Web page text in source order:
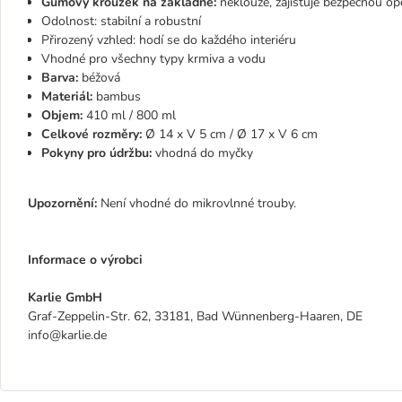
Odolnost: stabilní a robustní
Přirozený vzhled: hodí se do každého interiéru
Vhodné pro všechny typy krmiva a vodu
Barva: béžová
Materiál: bambus
Objem: 410 ml / 800 ml
Celkové rozměry: Ø 14 x V 5 cm / Ø 17 x V 6 cm
Pokyny pro údržbu: vhodná do myčky
Upozornění: Není vhodné do mikrovlnné trouby.
Informace o výrobci
Karlie GmbH
Graf-Zeppelin-Str. 62, 33181, Bad Wünnenberg-Haaren, DE
info@karlie.de